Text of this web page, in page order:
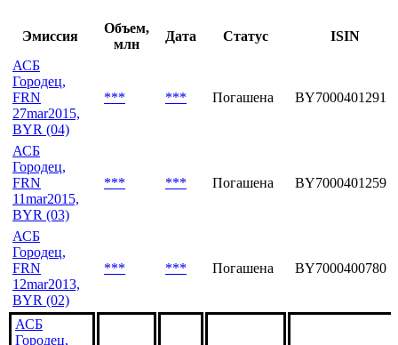
Эмиссия
Объем,
млн
Дата Статус
ISIN
АСБ
Городец,
FRN
27mar2015,
BYR (04)
*** *** Погашена BY7000401291
АСБ
Городец,
FRN
11mar2015,
BYR (03)
*** *** Погашена BY7000401259
АСБ
Городец,
FRN
12mar2013,
BYR (02)
*** *** Погашена BY7000400780
АСБ
Городец,